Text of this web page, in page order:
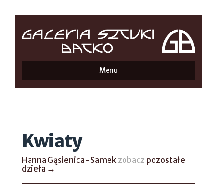
Menu
Kwiaty
Hanna Gąsienica-Samekzobacz pozostałe
dzieła →